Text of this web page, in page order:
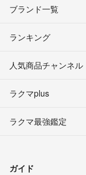
ブランド一覧
ランキング
人気商品チャンネル
ラクマplus
ラクマ最強鑑定
ガイド